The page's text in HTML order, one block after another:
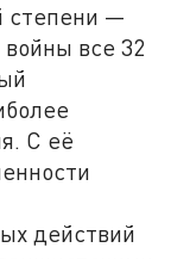
степени —
войны все 32
С её
действий